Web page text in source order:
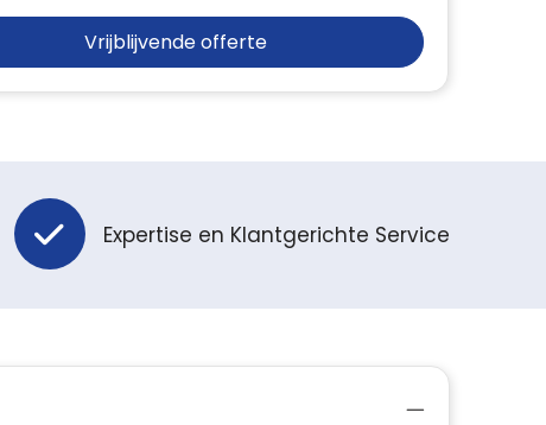
Vrijblijvende offerte
Expertise en Klantgerichte Service